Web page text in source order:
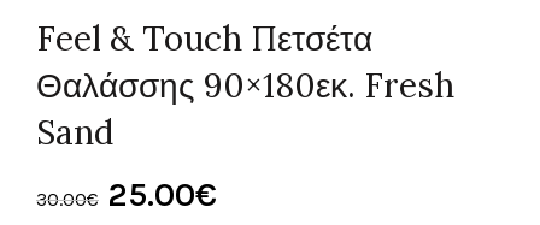
Feel & Touch Πετσέτα
Θαλάσσης 90×180εκ. Fresh
Sand
30.00€ Original
25.00€